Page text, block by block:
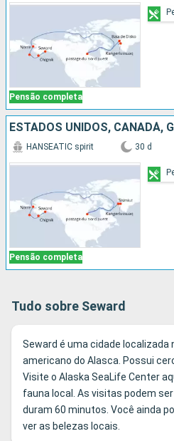
Pensão completa
Pensão completa
HANSEATIC spirit 30 d
Tudo sobre Seward
Seward é uma cidade localizada
americano do Alasca. Possui
Visite o Alaska SeaLife Center
fauna local. As visitas podem
duram 60 minutos. Você ainda
ver as belezas locais.